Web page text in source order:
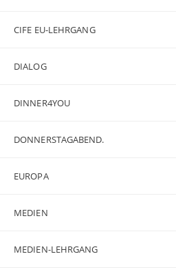
CIFE EU-LEHRGANG
DIALOG
DINNER4YOU
DONNERSTAGABEND.
EUROPA
MEDIEN
MEDIEN-LEHRGANG